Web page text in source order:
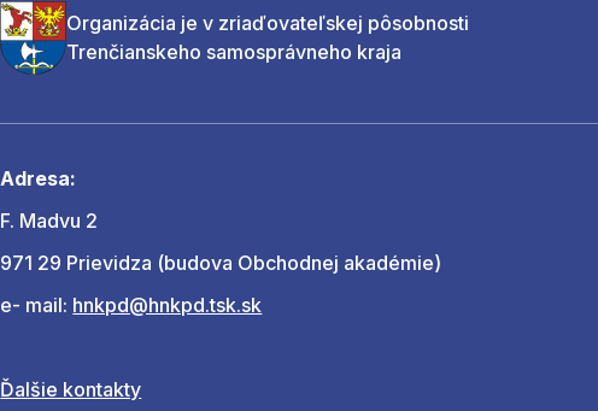
Organizácia je v zriaďovateľskej pôsobnosti
Trenčianskeho samosprávneho kraja
Adresa:
F. Madvu 2
971 29 Prievidza (budova Obchodnej akadémie)
e- mail: hnkpd@hnkpd.tsk.sk
Ďalšie kontakty